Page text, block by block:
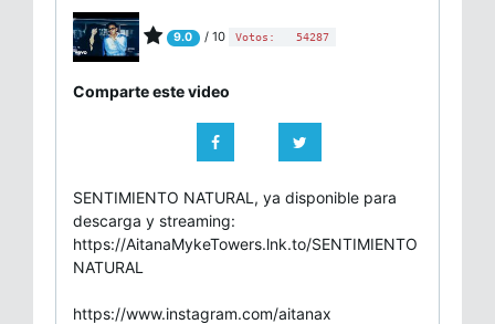
9.0 / 10 Votos: 54287
Comparte este video
SENTIMIENTO NATURAL, ya disponible para
descarga y streaming:
https://AitanaMykeTowers.lnk.to/SENTIMIENTO
NATURAL
https://www.instagram.com/aitanax